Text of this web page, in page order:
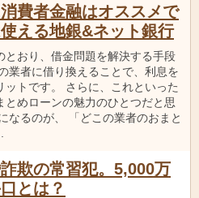
費者金融はオススメで
える地銀&ネット銀行
とおり、借金問題を解決する手段
業者に借り換えることで、利息を
トです。 さらに、これといった
とめローンの魅力のひとつだと思
なるのが、 「どこの業者のおまと
欺の常習犯。5,000万
とは？